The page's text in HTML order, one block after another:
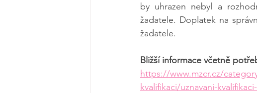
by uhrazen nebyl a
žadatele. Doplatek na
žadatele.
Bližší informace včetně
https://www.mzcr.cz/
kvalifikaci/uznavani-